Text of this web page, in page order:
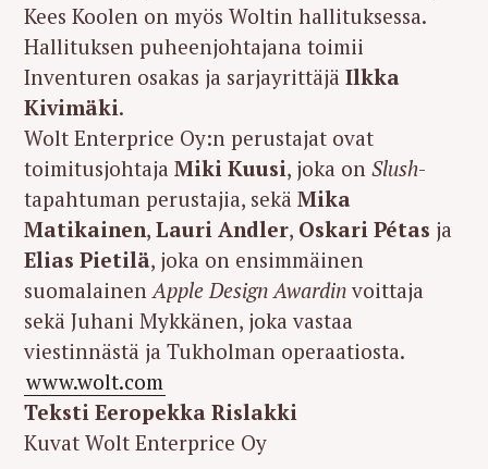
Kees Koolen on myös Woltin hallituksessa.
Hallituksen puheenjohtajana toimii
Inventuren osakas ja sarjayrittäjä Ilkka
Kivimäki.
Wolt Enterprice Oy:n perustajat ovat
toimitusjohtaja Miki Kuusi, joka on Slush-
tapahtuman perustajia, sekä Mika
Matikainen, Lauri Andler, Oskari Pétas ja
Elias Pietilä, joka on ensimmäinen
suomalainen Apple Design Awardin voittaja
sekä Juhani Mykkänen, joka vastaa
viestinnästä ja Tukholman operaatiosta.
www.wolt.com
Teksti Eeropekka Rislakki
Kuvat Wolt Enterprice Oy